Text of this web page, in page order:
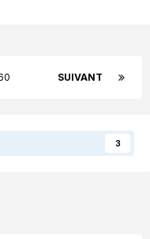
SUIVANT
3